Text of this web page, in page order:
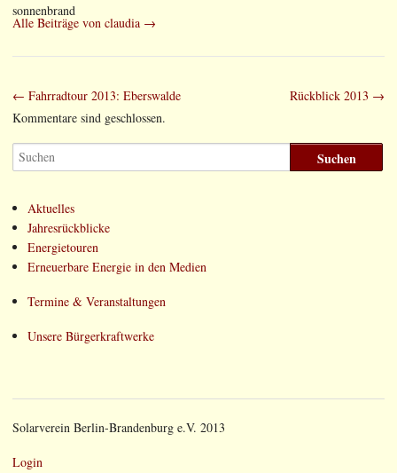
sonnenbrand
Alle Beiträge von claudia →
Beitragsnavigation
← Fahrradtour 2013: Eberswalde
Rückblick 2013 →
Kommentare sind geschlossen.
Aktuelles
Jahresrückblicke
Energietouren
Erneuerbare Energie in den Medien
Termine & Veranstaltungen
Unsere Bürgerkraftwerke
Solarverein Berlin-Brandenburg e.V. 2013
Login